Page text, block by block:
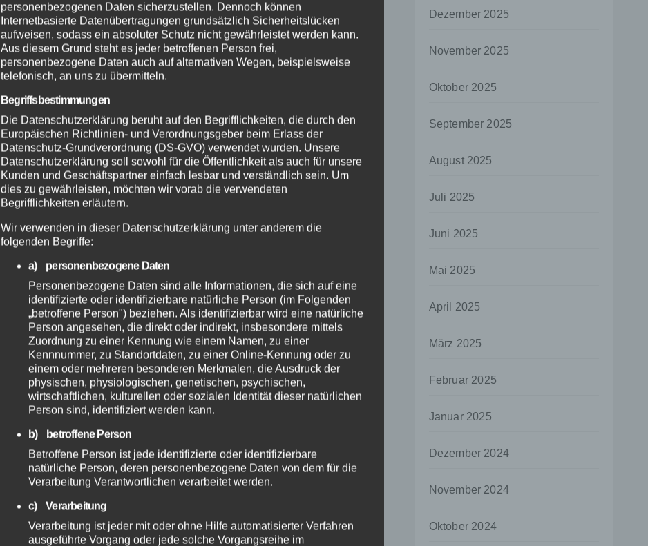
Dezember 2025
November 2025
Oktober 2025
September 2025
August 2025
Juli 2025
Juni 2025
Mai 2025
April 2025
März 2025
Februar 2025
Januar 2025
Dezember 2024
November 2024
Oktober 2024
personenbezogenen Daten sicherzustellen. Dennoch können
Internetbasierte Datenübertragungen grundsätzlich Sicherheitslücken
aufweisen, sodass ein absoluter Schutz nicht gewährleistet werden kann.
Aus diesem Grund steht es jeder betroffenen Person frei,
personenbezogene Daten auch auf alternativen Wegen, beispielsweise
telefonisch, an uns zu übermitteln.
Begriffsbestimmungen
Die Datenschutzerklärung beruht auf den Begrifflichkeiten, die durch den
Europäischen Richtlinien- und Verordnungsgeber beim Erlass der
Datenschutz-Grundverordnung (DS-GVO) verwendet wurden. Unsere
Datenschutzerklärung soll sowohl für die Öffentlichkeit als auch für unsere
Kunden und Geschäftspartner einfach lesbar und verständlich sein. Um
dies zu gewährleisten, möchten wir vorab die verwendeten
Begrifflichkeiten erläutern.
Wir verwenden in dieser Datenschutzerklärung unter anderem die
folgenden Begriffe:
a) personenbezogene Daten
Personenbezogene Daten sind alle Informationen, die sich auf eine
identifizierte oder identifizierbare natürliche Person (im Folgenden
„betroffene Person") beziehen. Als identifizierbar wird eine natürliche
Person angesehen, die direkt oder indirekt, insbesondere mittels
Zuordnung zu einer Kennung wie einem Namen, zu einer
Kennnummer, zu Standortdaten, zu einer Online-Kennung oder zu
einem oder mehreren besonderen Merkmalen, die Ausdruck der
physischen, physiologischen, genetischen, psychischen,
wirtschaftlichen, kulturellen oder sozialen Identität dieser natürlichen
Person sind, identifiziert werden kann.
b) betroffene Person
Betroffene Person ist jede identifizierte oder identifizierbare
natürliche Person, deren personenbezogene Daten von dem für die
Verarbeitung Verantwortlichen verarbeitet werden.
c) Verarbeitung
Verarbeitung ist jeder mit oder ohne Hilfe automatisierter Verfahren
ausgeführte Vorgang oder jede solche Vorgangsreihe im